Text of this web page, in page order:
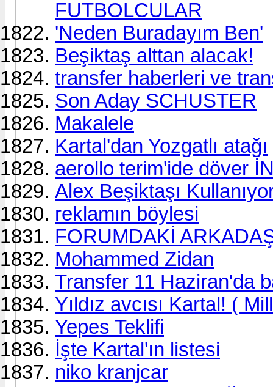
FUTBOLCULAR
'Neden Buradayım Ben'
Beşiktaş alttan alacak!
transfer haberleri ve
Son Aday SCHUSTER
Makalele
Kartal'dan Yozgatlı atağı
aerollo terim'ide döver
Alex Beşiktaşı
reklamın böylesi
FORUMDAKİ
Mohammed Zidan
Transfer 11 Haziran'da
Yıldız avcısı Kartal! (
Yepes Teklifi
İşte Kartal'ın listesi
niko kranjcar